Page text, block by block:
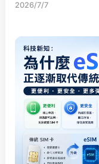
2026/7/7